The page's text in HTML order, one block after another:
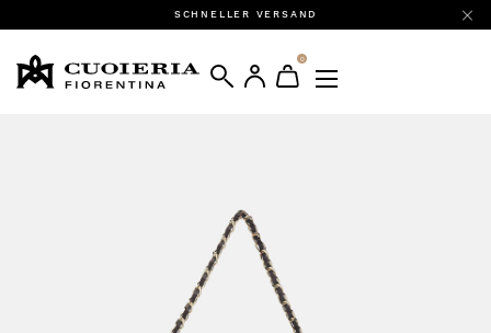
SCHNELLER VERSAND
0